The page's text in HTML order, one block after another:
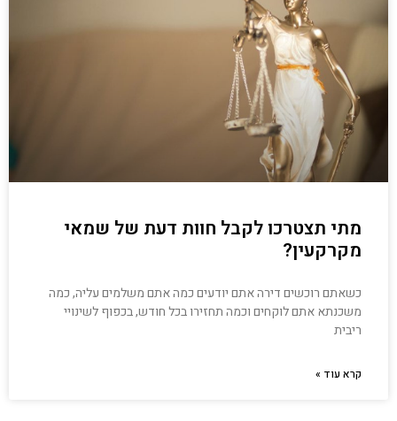
מתי תצטרכו לקבל חוות דעת של שמאי
מקרקעין?
כשאתם רוכשים דירה אתם יודעים כמה אתם משלמים עליה, כמה
משכנתא אתם לוקחים וכמה תחזירו בכל חודש, בכפוף לשינויי
ריבית
קרא עוד »